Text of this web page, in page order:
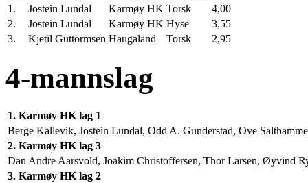
1.
Jostein Lundal Karmøy HK Torsk
4,00
2.
Jostein Lundal Karmøy HK Hyse
3,55
3.
Kjetil Guttormsen Haugaland Torsk 2,95
4-mannslag
1. Karmøy HK lag 1
Berge Kallevik, Jostein Lundal, Odd A. Gunderstad, Ove
2. Karmøy HK lag 3
Dan Andre Aarsvold, Joakim Christoffersen, Thor Larsen, Øyvind
3. Karmøy HK lag 2